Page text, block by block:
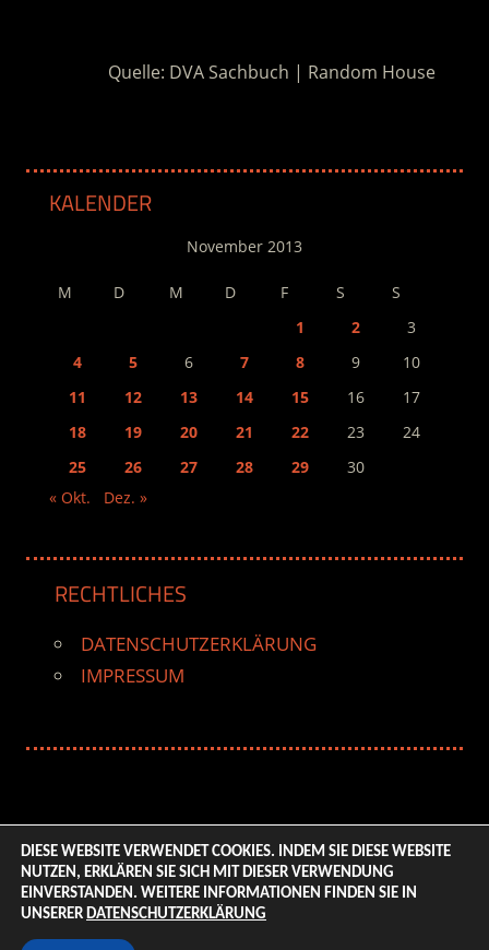
Quelle: DVA Sachbuch | Random House
KALENDER
November 2013
M D M D F S
S
1
2
3
4
5 6 7 8 9
10
11
12 13 14 15 16
17
18
19 20 21 22 23
24
25
26 27 28 29
30
« Okt.
Dez. »
RECHTLICHES
DATENSCHUTZERKLÄRUNG
IMPRESSUM
© 2026 ENTERTAINMENT BASE – Life & Style Magazine.
All Rights Reserved. | Based on
DIESE WEBSITE VERWENDET COOKIES. INDEM SIE DIESE WEBSITE
NUTZEN, ERKLÄREN SIE SICH MIT DIESER VERWENDUNG
EINVERSTANDEN. WEITERE INFORMATIONEN FINDEN SIE IN
UNSERER DATENSCHUTZERKLÄRUNG